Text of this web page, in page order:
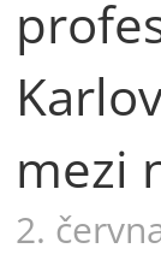
mezi
2.